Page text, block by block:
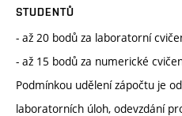
STUDENTŮ
- až 20 bodů za laboratorní
- až 15 bodů za numerické
Podmínkou udělení zápočtu je
laboratorních úloh, odevzdání